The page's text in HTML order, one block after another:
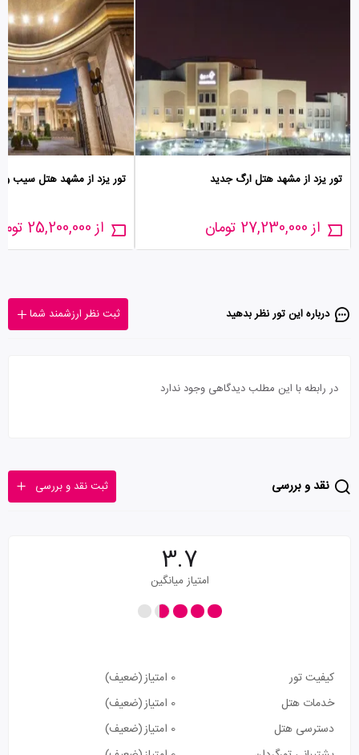
تور یزد از مشهد هتل ارگ جدید
از 27,230,000 تومان
تور یزد از مشهد هتل سیب و
از 25,200,000 تومان
درباره این تور‌ نظر بدهید ثبت نظر ارزشمند شما
در رابطه با این مطلب دیدگاهی وجود ندارد
نقد و بررسی ثبت نقد و بررسی
3.7
امتیاز میانگین
کیفیت تور 0 امتیاز
(ضعیف)
خدمات هتل
0 امتیاز
(ضعیف)
دسترسی هتل
0 امتیاز
(ضعیف)